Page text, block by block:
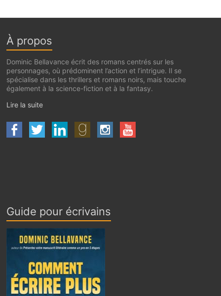
À propos
Dominic Bellavance écrit des romans centrés sur les
personnages, où prédominent l’action et l’intrigue. Il se
spécialise dans les thrillers et romans noirs, mais touche
également à la science-fiction et à la fantasy.
Lire la suite
Guide pour écrivains